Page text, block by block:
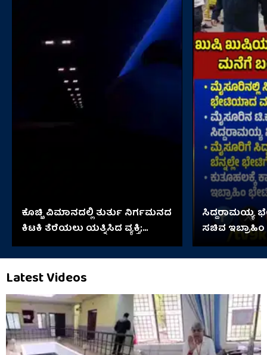
ಕೊಚ್ಚಿ ವಿಮಾನದಲ್ಲಿ ತುರ್ತು ನಿರ್ಗಮನದ
ಕಿಟಕಿ ತೆರೆಯಲು ಯತ್ನಿಸಿದ ವ್ಯಕ್ತಿ;
ಆಮೇಲೇನಾಯ್ತು?
ಸಿದ್ದರಾಮಯ್ಯ
ಸಚಿವ ಇಬ್ರಾಹಿಂ
Latest Videos